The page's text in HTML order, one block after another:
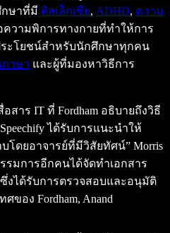
กษาที่มี ดิสเล็กเซีย, ADHD, ความ
ความพิการทางกายที่ทำให้การ
ะโยชน์สำหรับนักศึกษาทุกคน
ภาษา และผู้ที่มองหาวิธีการ
อสาร IT ที่ Fordham อธิบายถึงวิธี
ได้รับการแนะนำให้
โดยอาจารย์ที่มีวิสัยทัศน์” Morris
มการอีกคนได้จัดทำเอกสาร
งได้รับการตรวจสอบและอนุมัติ
ของ Fordham, Anand